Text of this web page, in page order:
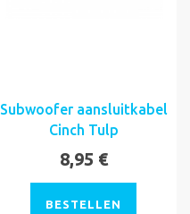
Subwoofer aansluitkabel
Cinch Tulp
8,95 €
BESTELLEN